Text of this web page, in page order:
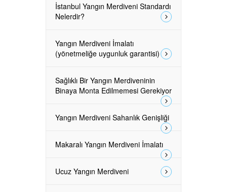
İstanbul Yangın Merdiveni Standardı
Nelerdir?
Yangın Merdiveni İmalatı
(yönetmeliğe uygunluk garantisi)
Sağlıklı Bir Yangın Merdiveninin
Binaya Monta Edilmemesi Gerekiyor
Yangın Merdiveni Sahanlık Genişliği
Makaralı Yangın Merdiveni İmalatı
Ucuz Yangın Merdiveni